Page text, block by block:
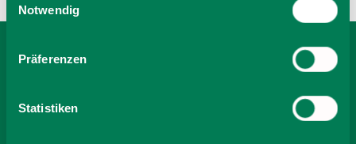
Cookies, wenn Sie unsere Webseite weiterhin nutzen.
Notwendig
Präferenzen
Statistiken
BEI LANDHAUS NESSI,
STRAUCH BUCHEN